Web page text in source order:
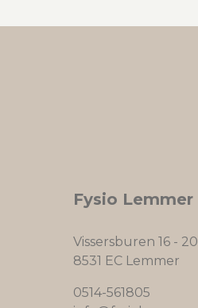
Fysio Lemmer
Vissersburen 16 - 20
8531 EC Lemmer
0514-561805